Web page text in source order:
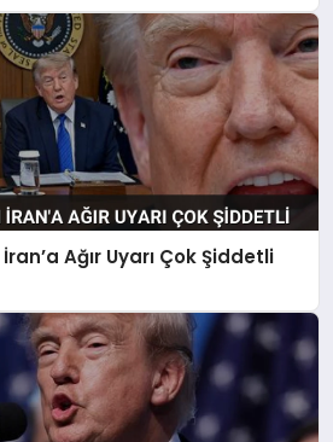
Ağır Uyarı Çok Şiddetli